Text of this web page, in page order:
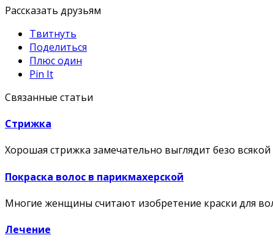
Рассказать друзьям
Твитнуть
Поделиться
Плюс один
Pin It
Связанные статьи
Стрижка
Хорошая стрижка замечательно выглядит безо
Покраска волос в парикмахерской
Многие женщины считают изобретение краски для
Лечение